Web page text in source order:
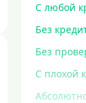
С любой
Без
Без
С плохой